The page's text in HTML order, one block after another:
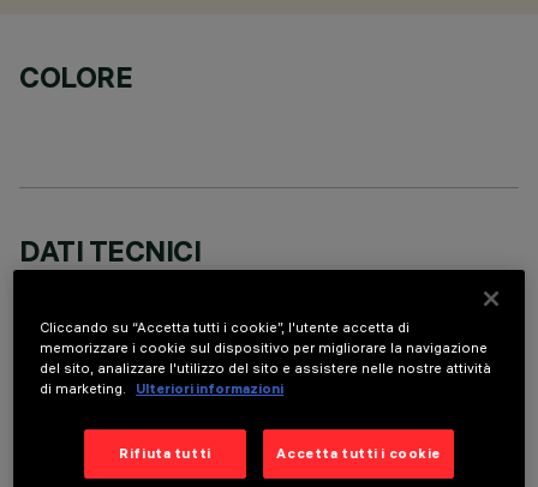
COLORE
DATI TECNICI
DESCRIZIONE
Fixed round luminaire designed to use a LED lamp with C.O.B.
vacuum-metallised with aluminium vapours with an anti-
scratch protective layer. Die-cast aluminium body and
Cliccando su “Accetta tutti i cookie”, l'utente accetta di
memorizzare i cookie sul dispositivo per migliorare la navigazione
del sito, analizzare l'utilizzo del sito e assistere nelle nostre attività
di marketing.
Ulteriori informazioni
Rifiuta tutti Accetta tutti i cookie